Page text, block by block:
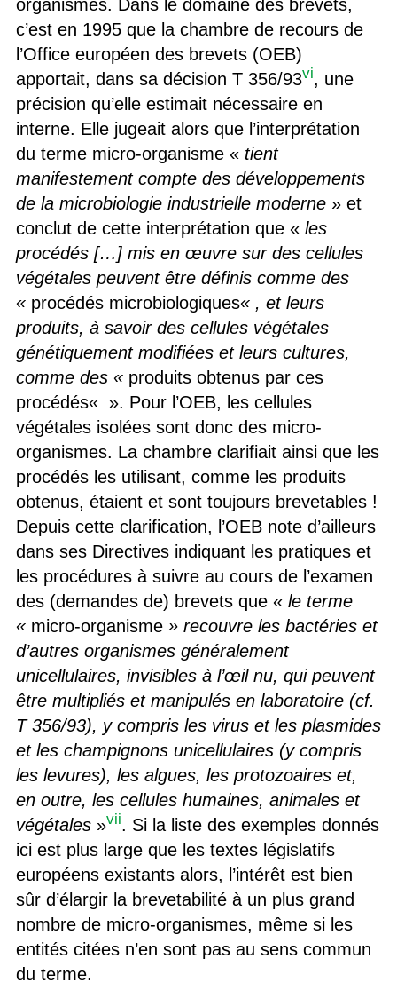
organismes. Dans le domaine des brevets,
c’est en 1995 que la chambre de recours de
l’Office européen des brevets (OEB)
apportait, dans sa décision T 356/93vi, une
précision qu’elle estimait nécessaire en
interne. Elle jugeait alors que l’interprétation
du terme micro-organisme « tient
manifestement compte des développements
de la microbiologie industrielle moderne» et
conclut de cette interprétation que « les
procédés […]mis en œuvre sur des cellules
végétales peuvent être définis comme des
« procédés microbiologiques« , et leurs
produits, à savoir des cellules végétales
génétiquement modifiées et leurs cultures,
comme des « produits obtenus par ces
procédés« ». Pour l’OEB, les cellules
végétales isolées sont donc des micro-
organismes. La chambre clarifiait ainsi que les
procédés les utilisant, comme les produits
obtenus, étaient et sont toujours brevetables !
Depuis cette clarification, l’OEB note d’ailleurs
dans ses Directives indiquant les pratiques et
les procédures à suivre au cours de l’examen
des (demandes de) brevets que « le terme
« micro-organisme» recouvre les bactéries et
d’autres organismes généralement
unicellulaires, invisibles à l’œil nu, qui peuvent
être multipliés et manipulés en laboratoire (cf.
T 356/93), y compris les virus et les plasmides
et les champignons unicellulaires (y compris
les levures), les algues, les protozoaires et,
en outre, les cellules humaines, animales et
végétales»vii. Si la liste des exemples donnés
ici est plus large que les textes législatifs
européens existants alors, l’intérêt est bien
sûr d’élargir la brevetabilité à un plus grand
nombre de micro-organismes, même si les
entités citées n’en sont pas au sens commun
du terme.